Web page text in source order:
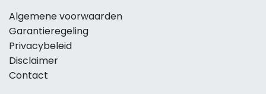
Algemene voorwaarden
Garantieregeling
Privacybeleid
Disclaimer
Contact